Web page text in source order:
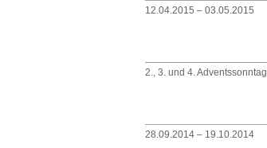
12.04.2015 – 03.05.2015
2., 3. und 4. Adventssonntag
28.09.2014 – 19.10.2014